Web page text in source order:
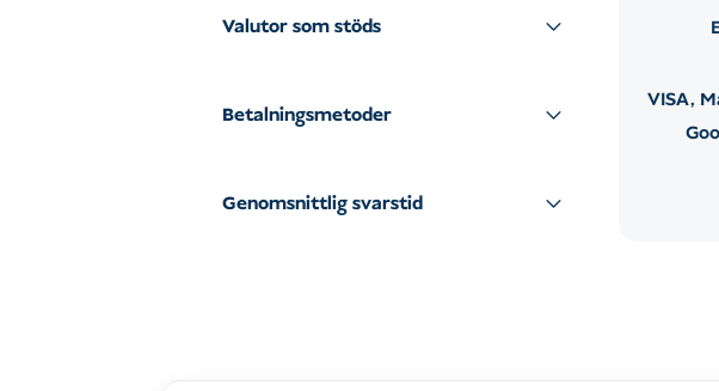
Valutor som stöds
Betalningsmetoder
VISA,
Genomsnittlig svarstid